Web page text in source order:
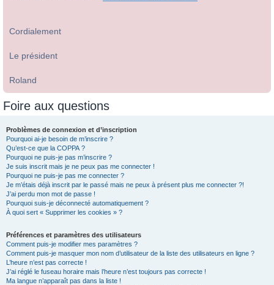
Cordialement
Le président
Roland
Foire aux questions
Problèmes de connexion et d’inscription
Pourquoi ai-je besoin de m’inscrire ?
Qu’est-ce que la COPPA ?
Pourquoi ne puis-je pas m’inscrire ?
Je suis inscrit mais je ne peux pas me connecter !
Pourquoi ne puis-je pas me connecter ?
Je m’étais déjà inscrit par le passé mais ne peux à présent plus me connecter ?!
J’ai perdu mon mot de passe !
Pourquoi suis-je déconnecté automatiquement ?
À quoi sert « Supprimer les cookies » ?
Préférences et paramètres des utilisateurs
Comment puis-je modifier mes paramètres ?
Comment puis-je masquer mon nom d’utilisateur de la liste des utilisateurs en ligne ?
L’heure n’est pas correcte !
J’ai réglé le fuseau horaire mais l’heure n’est toujours pas correcte !
Ma langue n’apparaît pas dans la liste !